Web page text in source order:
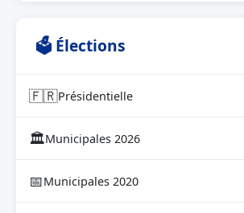
🗳 Élections
🇫🇷Présidentielle
🏛Municipales 2026
📅Municipales 2020